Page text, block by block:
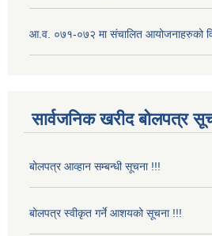
आ.व. ०७१-०७२ मा संचालित आयोजनाहरुको
सार्वजनिक खरीद बोलपत्र
बोलपत्र आव्हान सम्बन्धी सूचना !!!
बोलपत्र स्वीकृत गर्ने आशयको सूचना !!!